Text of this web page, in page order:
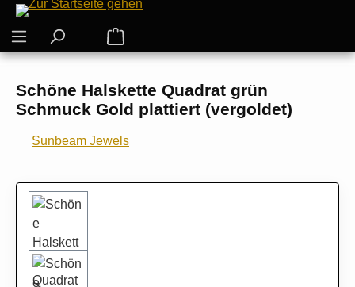
Zum Hauptinhalt springen
Warenkorb enthält 0 Positionen. Der
Schöne Halskette Quadrat grün
Schmuck Gold plattiert (vergoldet)
Sunbeam Jewels
Bildergalerie überspringen